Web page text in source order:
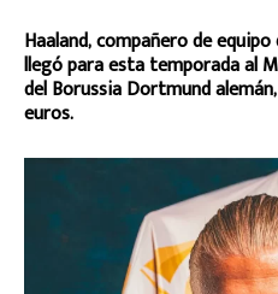
Haaland, compañero de
llegó para esta temporada al
del Borussia Dortmund
euros.